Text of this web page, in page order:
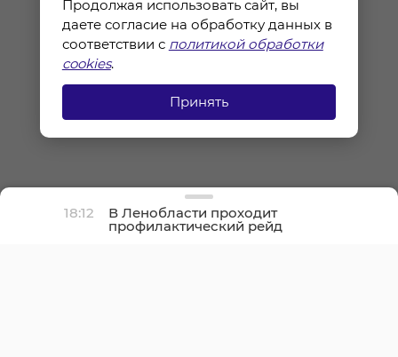
18:12 В Ленобласти проходит
профилактический рейд
«Нетрезвый водитель»
Продолжая использовать сайт, вы
даете согласие на обработку данных в
соответствии с политикой обработки
cookies.
Принять